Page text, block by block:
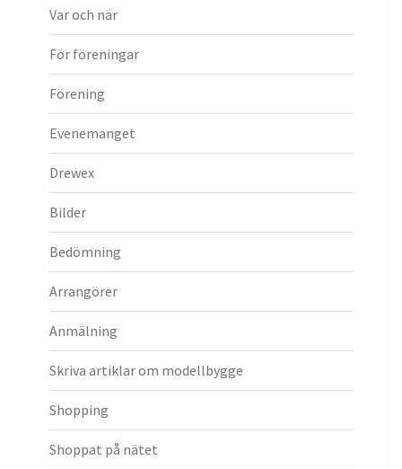
Var och när
För föreningar
Förening
Evenemanget
Drewex
Bilder
Bedömning
Arrangörer
Anmälning
Skriva artiklar om modellbygge
Shopping
Shoppat på nätet